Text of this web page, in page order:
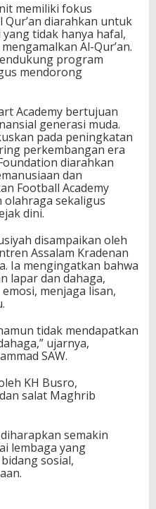
memiliki fokus
diarahkan untuk
yang tidak hanya hafal,
Al-Qur’an.
program
mendorong
Academy bertujuan
generasi muda.
pada peningkatan
perkembangan era
diarahkan
dan
Football Academy
olahraga sekaligus
dini.
disampaikan oleh
Assalam Kradenan
Ia mengingatkan bahwa
lapar dan dahaga,
menjaga lisan,
tidak mendapatkan
ujarnya,
SAW.
KH Busro,
salat Maghrib
semakin
lembaga yang
sosial,